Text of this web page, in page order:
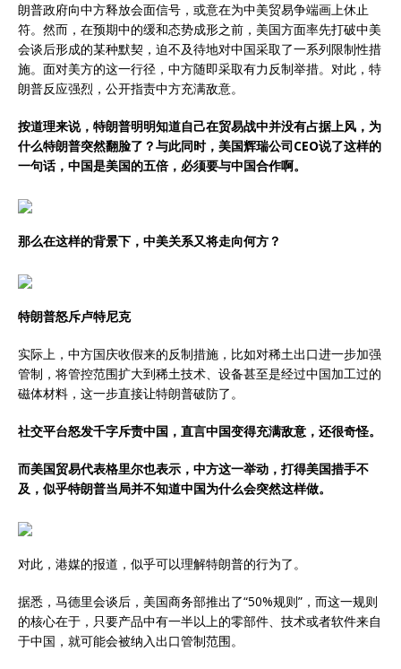
朗普政府向中方释放会面信号，或意在为中美贸易争端画上休止
符。然而，在预期中的缓和态势成形之前，美国方面率先打破中美
会谈后形成的某种默契，迫不及待地对中国采取了一系列限制性措
施。面对美方的这一行径，中方随即采取有力反制举措。对此，特
朗普反应强烈，公开指责中方充满敌意。
按道理来说，特朗普明明知道自己在贸易战中并没有占据上风，为
什么特朗普突然翻脸了？与此同时，美国辉瑞公司CEO说了这样的
一句话，中国是美国的五倍，必须要与中国合作啊。
那么在这样的背景下，中美关系又将走向何方？
特朗普怒斥卢特尼克
实际上，中方国庆收假来的反制措施，比如对稀土出口进一步加强
管制，将管控范围扩大到稀土技术、设备甚至是经过中国加工过的
磁体材料，这一步直接让特朗普破防了。
社交平台怒发千字斥责中国，直言中国变得充满敌意，还很奇怪。
而美国贸易代表格里尔也表示，中方这一举动，打得美国措手不
及，似乎特朗普当局并不知道中国为什么会突然这样做。
对此，港媒的报道，似乎可以理解特朗普的行为了。
据悉，马德里会谈后，美国商务部推出了“50%规则”，而这一规则
的核心在于，只要产品中有一半以上的零部件、技术或者软件来自
于中国，就可能会被纳入出口管制范围。